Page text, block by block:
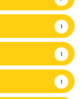
1
1
1